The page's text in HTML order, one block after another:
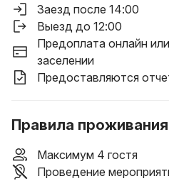
Заезд после 14:00
Выезд до 12:00
Предоплата онлайн
заселении
Предоставляются
Правила проживания
Максимум 4 гостя
Проведение